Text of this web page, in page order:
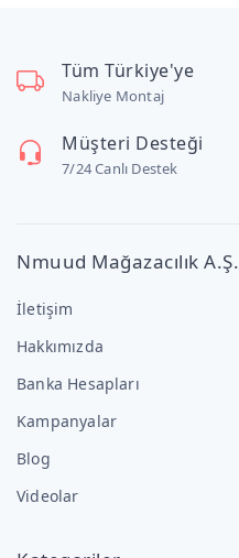
Tüm Türkiye'ye
Nakliye Montaj
Müşteri Desteği
7/24 Canlı Destek
Nmuud Mağazacılık A.Ş.
İletişim
Hakkımızda
Banka Hesapları
Kampanyalar
Blog
Videolar